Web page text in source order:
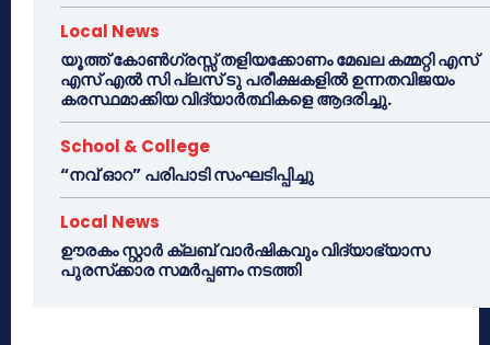
Local News
യൂത്ത് കോൺഗ്രസ്സ് തളിയക്കോണം മേഖല കമ്മറ്റി എസ്
എസ് എൽ സി പ്ലസ് ടു പരീക്ഷകളിൽ ഉന്നതവിജയം
കരസ്ഥമാക്കിയ വിദ്യാർത്ഥികളെ ആദരിച്ചു.
School & College
“നവ് ഓറ” പരിപാടി സംഘടിപ്പിച്ചു
Local News
ഊരകം സ്റ്റാർ ക്ലബ് വാർഷികവും വിദ്യാഭ്യാസ
പുരസ്‌ക്കാര സമർപ്പണം നടത്തി